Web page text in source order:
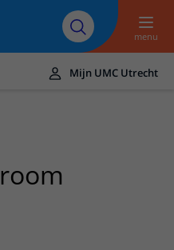
Werken bij het UMC
Utrecht
menu
Mijn UMC Utrecht